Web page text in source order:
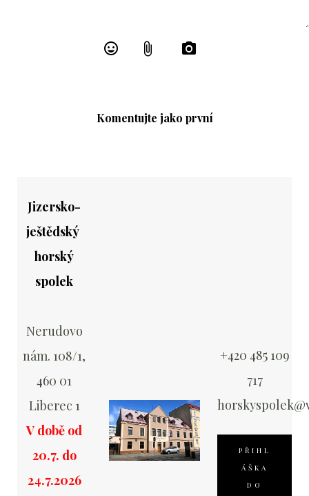
Komentujte jako první
Jizersko-
ještědský
horský
spolek
Nerudovo
nám. 108/1,
460 01
Liberec 1
V době od
20.7. do
24.7.2026
+420 485 109
717
PŘIHL
ÁŠKA
DO